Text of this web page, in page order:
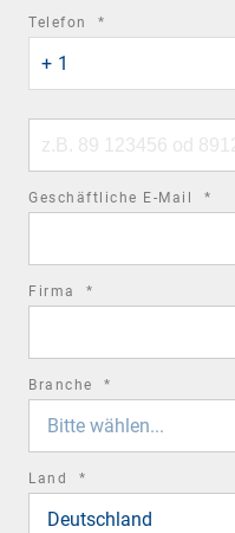
Telefon *
country
code
+ 1
number
Geschäftliche E-Mail *
Firma *
Branche *
Bitte wählen...
Land *
Deutschland